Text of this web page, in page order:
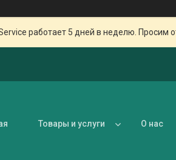
работает 5 дней в неделю. Просим
Товары и услуги О нас